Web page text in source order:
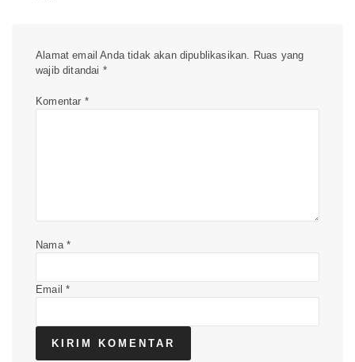
Alamat email Anda tidak akan dipublikasikan.
Ruas yang
wajib ditandai *
Komentar *
Nama *
Email*